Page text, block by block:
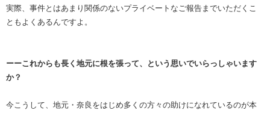
実際、事件とはあまり関係のないプライベートなご報告までいただくこ
ともよくあるんですよ。
ーーこれからも長く地元に根を張って、という思いでいらっしゃいます
か？
今こうして、地元・奈良をはじめ多くの方々の助けになれているのが本